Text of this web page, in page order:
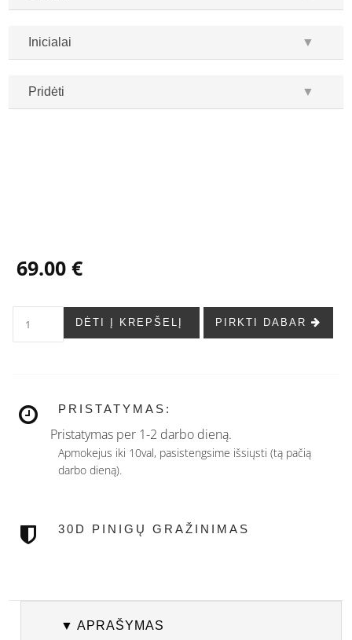
Inicialai ▼
Pridėti ▼
69.00 €
DĖTI Į KREPŠELĮ PIRKTI DABAR
PRISTATYMAS:
Pristatymas per 1-2 darbo dieną.
Apmokejus iki 10val, pasistengsime išsiųsti (tą pačią
darbo dieną).
30D PINIGŲ GRAŽINIMAS
▼ APRAŠYMAS